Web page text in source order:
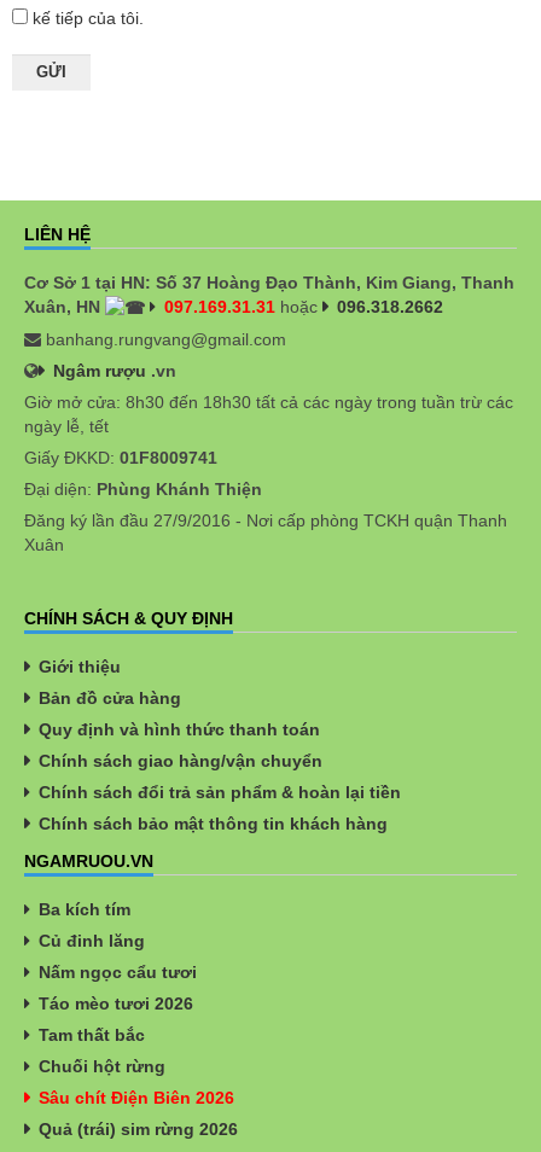
kế tiếp của tôi.
LIÊN HỆ
Cơ Sở 1 tại HN: Số 37 Hoàng Đạo Thành, Kim Giang, Thanh
Xuân, HN
097.169.31.31 hoặc
096.318.2662
banhang.rungvang@gmail.com
Ngâm rượu .vn
Giờ mở cửa: 8h30 đến 18h30 tất cả các ngày trong tuần trừ các
ngày lễ, tết
Giấy ĐKKD: 01F8009741
Đại diện: Phùng Khánh Thiện
Đăng ký lần đầu 27/9/2016 - Nơi cấp phòng TCKH quận Thanh
Xuân
CHÍNH SÁCH & QUY ĐỊNH
Giới thiệu
Bản đồ cửa hàng
Quy định và hình thức thanh toán
Chính sách giao hàng/vận chuyển
Chính sách đổi trả sản phẩm & hoàn lại tiền
Chính sách bảo mật thông tin khách hàng
NGAMRUOU.VN
Ba kích tím
Củ đinh lăng
Nấm ngọc cẩu tươi
Táo mèo tươi 2026
Tam thất bắc
Chuối hột rừng
Sâu chít Điện Biên 2026
Quả (trái) sim rừng 2026